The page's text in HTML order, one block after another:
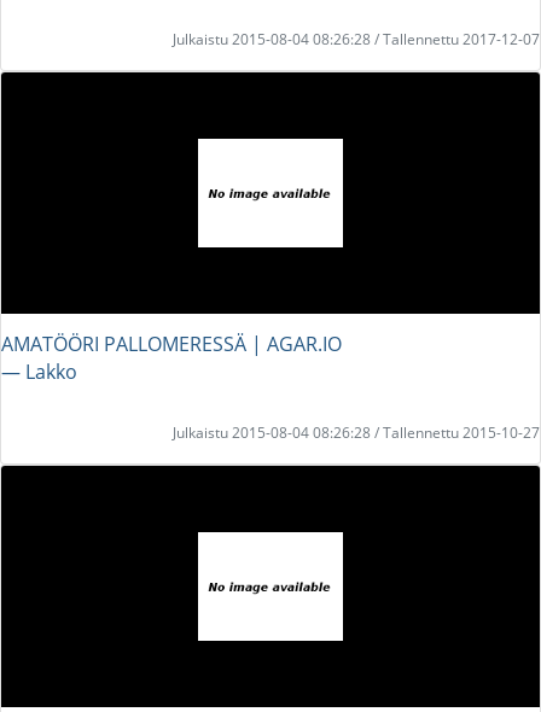
Julkaistu 2015-08-04 08:26:28 / Tallennettu 2017-12-07
AMATÖÖRI PALLOMERESSÄ | AGAR.IO
― Lakko
Julkaistu 2015-08-04 08:26:28 / Tallennettu 2015-10-27